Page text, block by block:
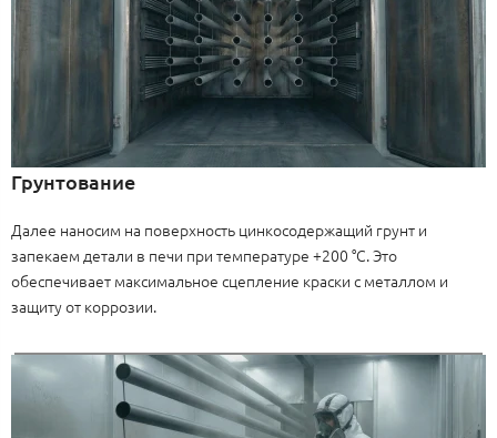
Грунтование
Далее наносим на поверхность цинкосодержащий грунт и
запекаем детали в печи при температуре +200 °C. Это
обеспечивает максимальное сцепление краски с металлом и
защиту от коррозии.